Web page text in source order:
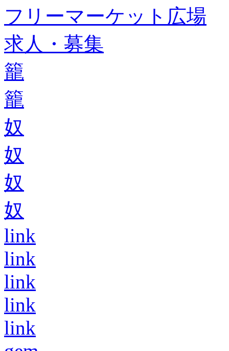
フリーマーケット広場
求人・募集
籠
籠
奴
奴
奴
奴
link
link
link
link
link